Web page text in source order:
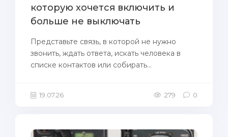
которую хочется включить и
больше не выключать
Представьте связь, в которой не нужно
звонить, ждать ответа, искать человека в
списке контактов или собирать...
19.07.26 279 0